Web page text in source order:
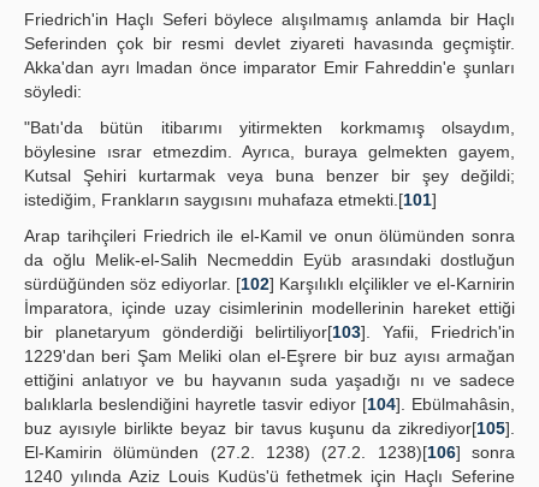
Friedrich'in Haçlı Seferi böylece alışılmamış anlamda bir Haçlı
Seferinden çok bir resmi devlet ziyareti havasında geçmiştir.
Akka'dan ayrı lmadan önce imparator Emir Fahreddin'e şunları
söyledi:
"Batı'da bütün itibarımı yitirmekten korkmamış olsaydım,
böylesine ısrar etmezdim. Ayrıca, buraya gelmekten gayem,
Kutsal Şehiri kurtarmak veya buna benzer bir şey değildi;
istediğim, Frankların saygısını muhafaza etmekti.[101]
Arap tarihçileri Friedrich ile el-Kamil ve onun ölümünden sonra
da oğlu Melik-el-Salih Necmeddin Eyüb arasındaki dostluğun
sürdüğünden söz ediyorlar. [102] Karşılıklı elçilikler ve el-Karnirin
İmparatora, içinde uzay cisimlerinin modellerinin hareket ettiği
bir planetaryum gönderdiği belirtiliyor[103]. Yafii, Friedrich'in
1229'dan beri Şam Meliki olan el-Eşrere bir buz ayısı armağan
ettiğini anlatıyor ve bu hayvanın suda yaşadığı nı ve sadece
balıklarla beslendiğini hayretle tasvir ediyor [104]. Ebülmahâsin,
buz ayısıyle birlikte beyaz bir tavus kuşunu da zikrediyor[105].
El-Kamirin ölümünden (27.2. 1238) (27.2. 1238)[106] sonra
1240 yılında Aziz Louis Kudüs'ü fethetmek için Haçlı Seferine